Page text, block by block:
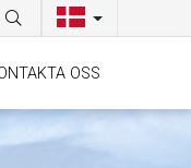
OSS